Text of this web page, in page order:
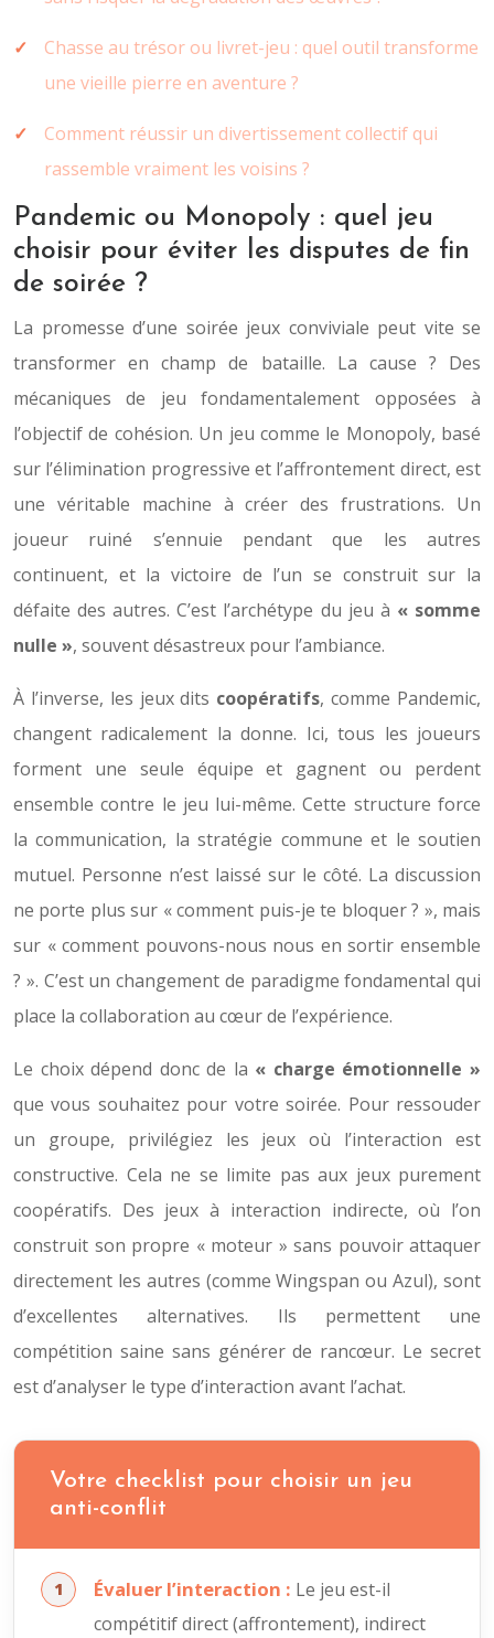
Chasse au trésor ou livret-jeu : quel outil transforme
une vieille pierre en aventure ?
Comment réussir un divertissement collectif qui
rassemble vraiment les voisins ?
Pandemic ou Monopoly : quel jeu
choisir pour éviter les disputes de fin
de soirée ?
La promesse d’une soirée jeux conviviale peut vite se
transformer en champ de bataille. La cause ? Des
mécaniques de jeu fondamentalement opposées à
l’objectif de cohésion. Un jeu comme le Monopoly, basé
sur l’élimination progressive et l’affrontement direct, est
une véritable machine à créer des frustrations. Un
joueur ruiné s’ennuie pendant que les autres
continuent, et la victoire de l’un se construit sur la
défaite des autres. C’est l’archétype du jeu à « somme
nulle », souvent désastreux pour l’ambiance.
À l’inverse, les jeux dits coopératifs, comme Pandemic,
changent radicalement la donne. Ici, tous les joueurs
forment une seule équipe et gagnent ou perdent
ensemble contre le jeu lui-même. Cette structure force
la communication, la stratégie commune et le soutien
mutuel. Personne n’est laissé sur le côté. La discussion
ne porte plus sur « comment puis-je te bloquer ? », mais
sur « comment pouvons-nous nous en sortir ensemble
? ». C’est un changement de paradigme fondamental qui
place la collaboration au cœur de l’expérience.
Le choix dépend donc de la « charge émotionnelle »
que vous souhaitez pour votre soirée. Pour ressouder
un groupe, privilégiez les jeux où l’interaction est
constructive. Cela ne se limite pas aux jeux purement
coopératifs. Des jeux à interaction indirecte, où l’on
construit son propre « moteur » sans pouvoir attaquer
directement les autres (comme Wingspan ou Azul), sont
d’excellentes alternatives. Ils permettent une
compétition saine sans générer de rancœur. Le secret
est d’analyser le type d’interaction avant l’achat.
Votre checklist pour choisir un jeu
anti-conflit
Évaluer l’interaction : Le jeu est-il
compétitif direct (affrontement), indirect